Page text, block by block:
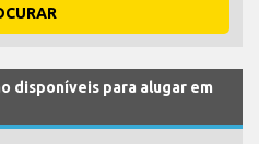
disponíveis para alugar em